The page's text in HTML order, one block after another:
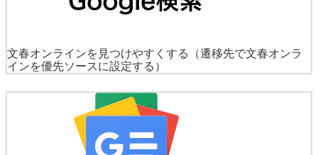
文春オンラインを見つけやすくする
（遷移先で文春オンラ
インを優先ソースに設定する）